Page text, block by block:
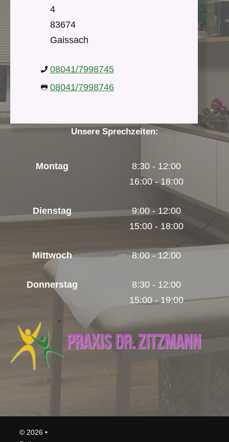
4
83674
Gaissach
08041/7998745
08041/7998746
Unsere Sprechzeiten:
Montag
8:30 - 12:00
16:00 - 18:00
Dienstag
9:00 - 12:00
15:00 - 18:00
Mittwoch 8:00 - 12:00
Donnerstag
8:30 - 12:00
15:00 - 19:00
© 2026 •